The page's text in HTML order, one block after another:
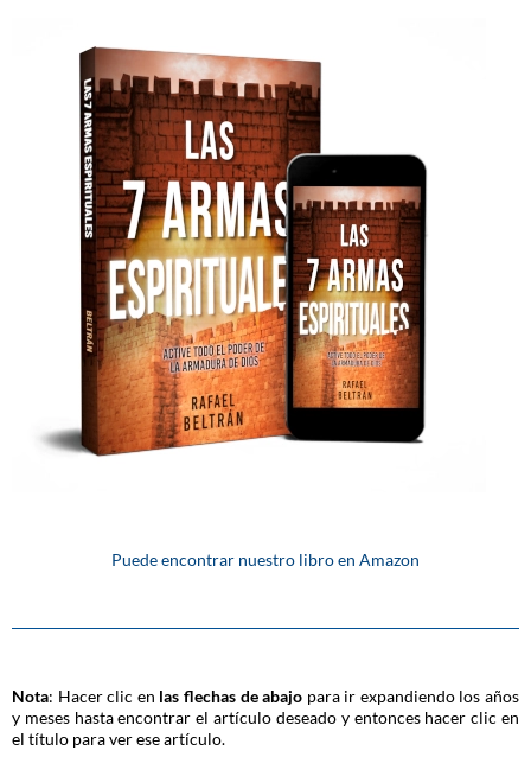
Puede encontrar nuestro libro en Amazon
Nota: Hacer clic en las flechas de abajo para ir expandiendo los años
y meses hasta encontrar el artículo deseado y entonces hacer clic en
el título para ver ese artículo.